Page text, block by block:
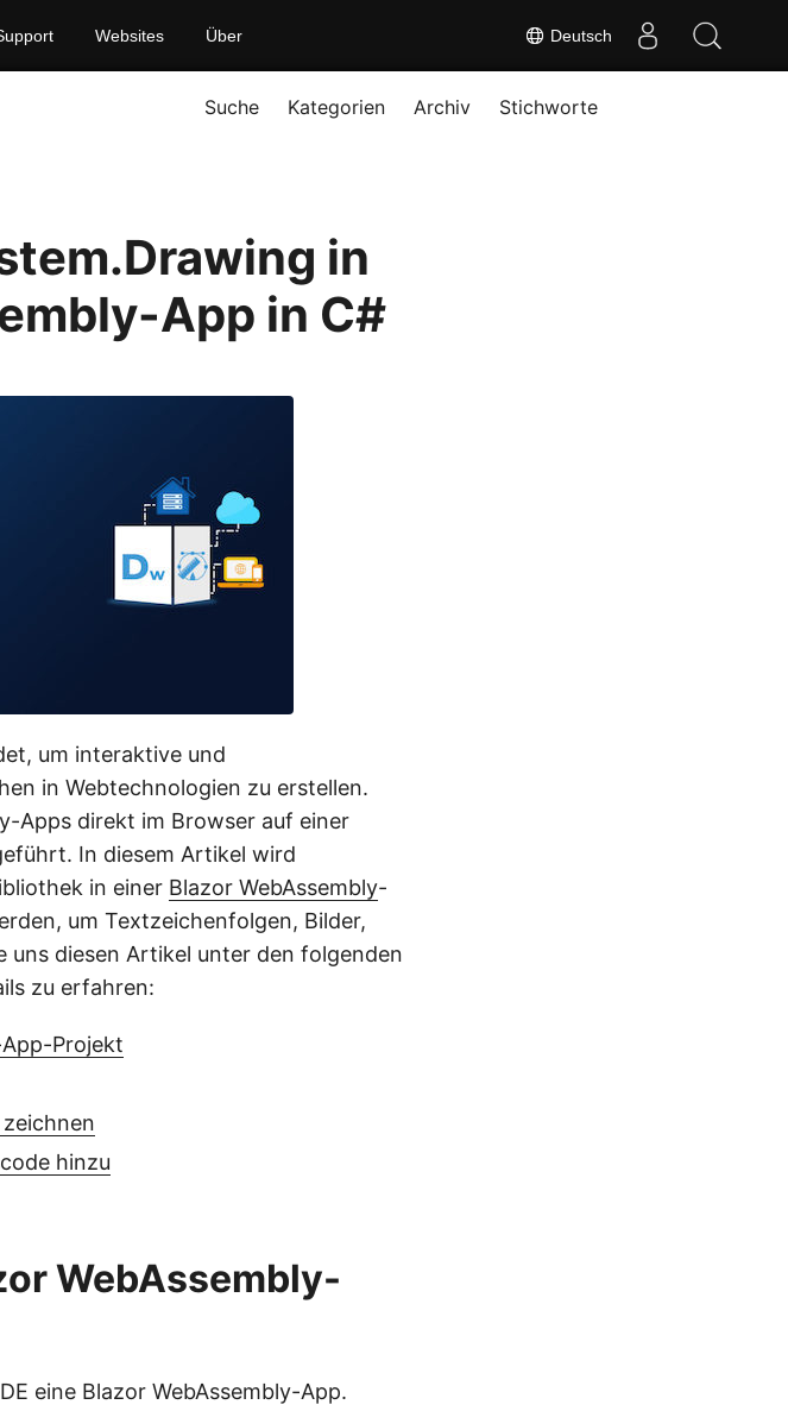
Deutsch
Websites Über
Suche Kategorien Archiv Stichworte
in
App in C#
um interaktive und
in Webtechnologien zu erstellen.
Apps direkt im Browser auf einer
In diesem Artikel wird
in einer Blazor WebAssembly-
um Textzeichenfolgen, Bilder,
uns diesen Artikel unter den folgenden
zu erfahren:
Projekt
hinzu
WebAssembly-
eine Blazor WebAssembly-App.